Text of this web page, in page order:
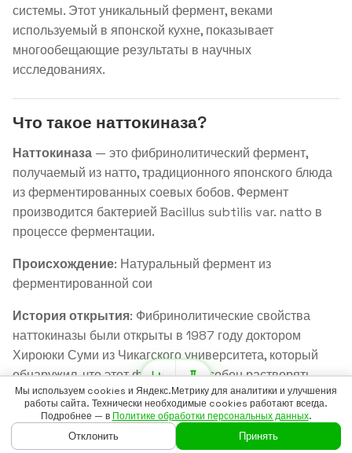
системы. Этот уникальный фермент, веками
используемый в японской кухне, показывает
многообещающие результаты в научных
исследованиях.
Что такое наттокиназа?
Наттокиназа — это фибринолитический фермент,
получаемый из натто, традиционного японского блюда
из ферментированных соевых бобов. Фермент
производится бактерией Bacillus subtilis var. natto в
процессе ферментации.
Происхождение: Натуральный фермент из
ферментированной сои
История открытия: Фибринолитические свойства
наттокиназы были открыты в 1987 году доктором
Хироюки Суми из Чикагского университета, который
обнаружил, что этот фермент способен растворять
тромбы в 4 раза эффективнее плазмина.
Важная информация
Мы используем cookies и Яндекс.Метрику для аналитики и улучшения
работы сайта. Технически необходимые cookies работают всегда.
Подробнее — в Политике обработки персональных данных.
Отклонить Принять
ГЛАВНАЯ ГАЙДЫ БАДСКАН